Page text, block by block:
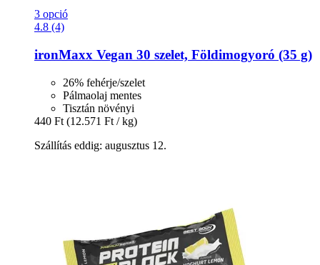
3 opció
4.8 (4)
ironMaxx Vegan 30 szelet, Földimogyoró (35 g)
26% fehérje/szelet
Pálmaolaj mentes
Tisztán növényi
440 Ft (12.571 Ft / kg)
Szállítás eddig: augusztus 12.